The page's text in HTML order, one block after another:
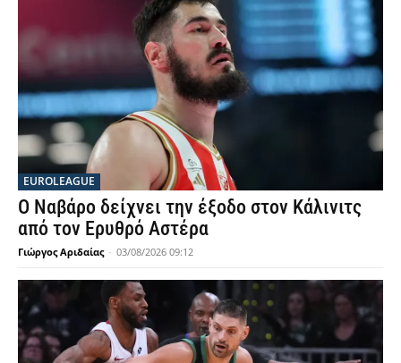
EUROLEAGUE
Ο Ναβάρο δείχνει την έξοδο στον Κάλινιτς
από τον Ερυθρό Αστέρα
Γιώργος Αριδαίας - 03/08/2026 09:12